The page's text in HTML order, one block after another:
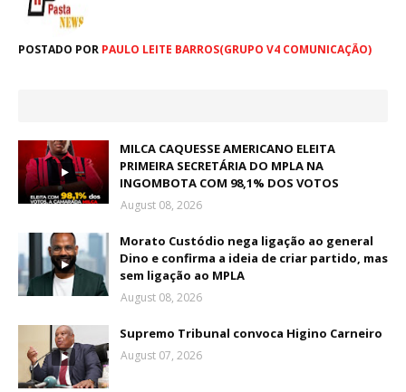
POSTADO POR PAULO LEITE BARROS(GRUPO V4 COMUNICAÇÃO)
MILCA CAQUESSE AMERICANO ELEITA
PRIMEIRA SECRETÁRIA DO MPLA NA
INGOMBOTA COM 98,1% DOS VOTOS
August 08, 2026
Morato Custódio nega ligação ao general
Dino e confirma a ideia de criar partido, mas
sem ligação ao MPLA
August 08, 2026
Supremo Tribunal convoca Higino Carneiro
August 07, 2026